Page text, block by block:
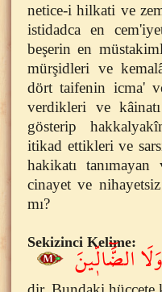
netice-i hilkati ve
istidadca en
beşerin en
mürşidleri ve
dört taifenin icma'
verdikleri ve
gösterip
itikad ettikleri ve
hakikatı
cinayet ve
mı?
Sekizinci Kelime:
الضَّٓالّ۪ينَ